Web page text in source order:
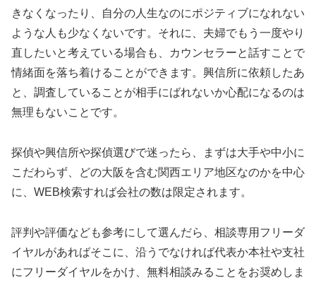
きなくなったり、自分の人生なのにポジティブになれない
ような人も少なくないです。それに、夫婦でもう一度やり
直したいと考えている場合も、カウンセラーと話すことで
情緒面を落ち着けることができます。興信所に依頼したあ
と、調査していることが相手にばれないか心配になるのは
無理もないことです。
探偵や興信所や探偵選びで迷ったら、まずは大手や中小に
こだわらず、どの大阪を含む関西エリア地区なのかを中心
に、WEB検索すれば会社の数は限定されます。
評判や評価なども参考にして選んだら、相談専用フリーダ
イヤルがあればそこに、沿うでなければ代表か本社や支社
にフリーダイヤルをかけ、無料相談みることをお奨めしま